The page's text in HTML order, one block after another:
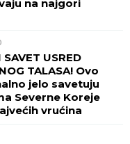
na najgori
USRED
TALASA! Ovo
jelo savetuju
Severne Koreje
vrućina